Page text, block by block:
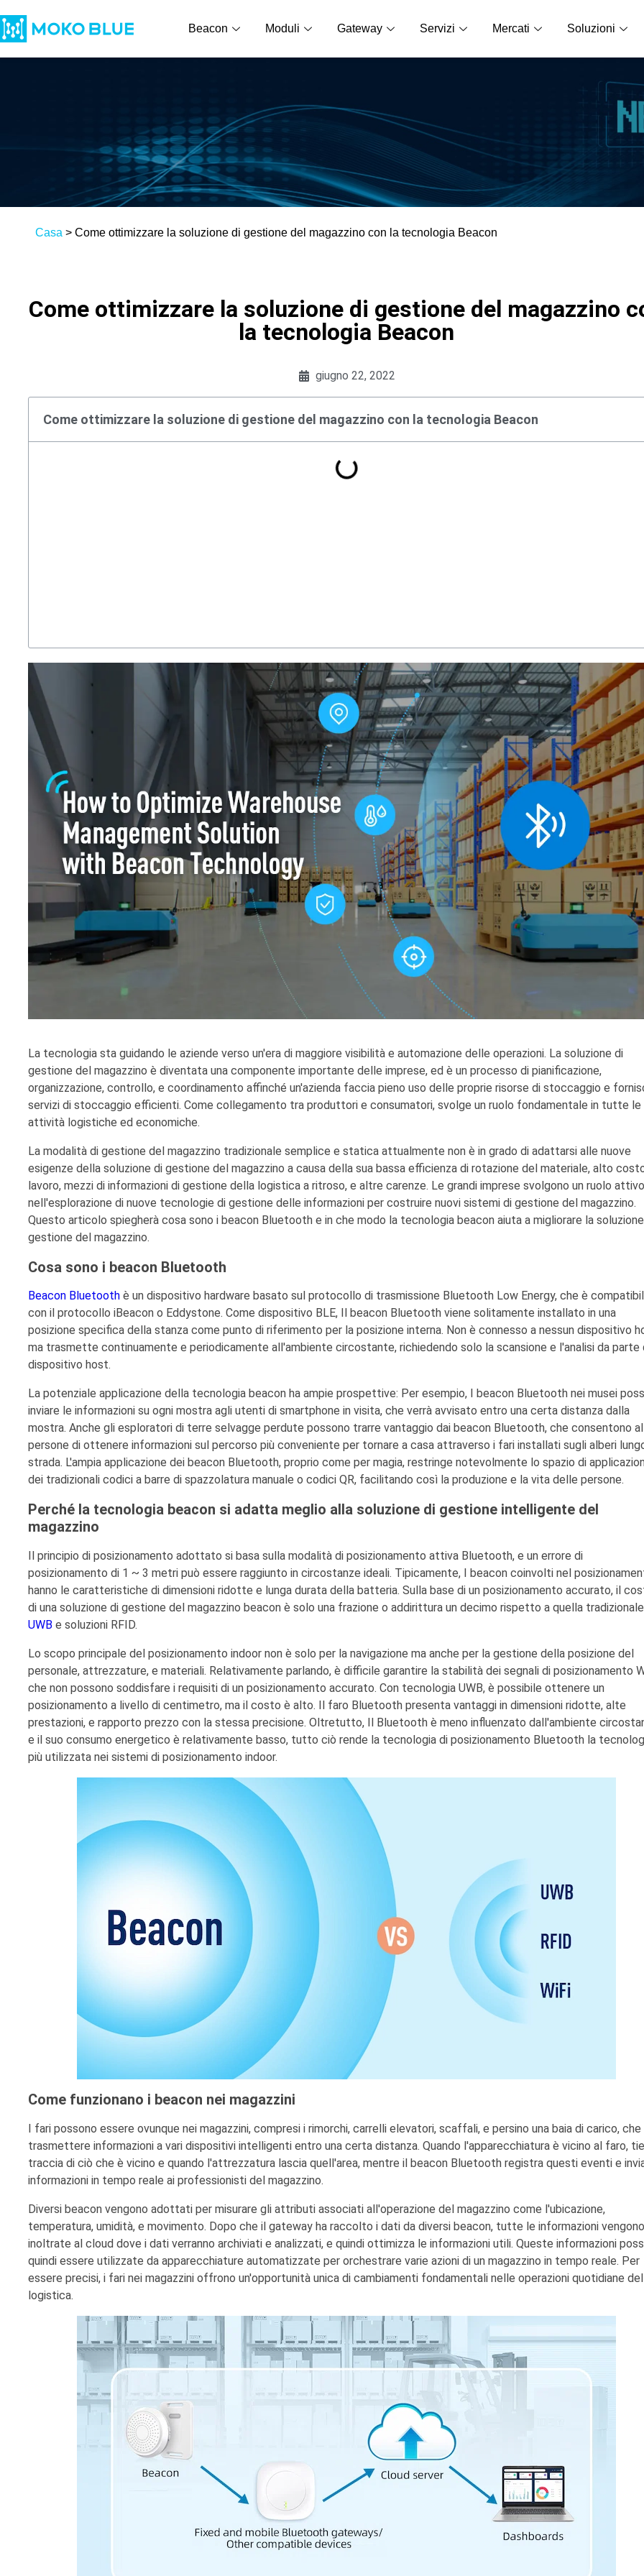
Beacon Moduli Gateway Servizi Mercati Soluzioni
Casa > Come ottimizzare la soluzione di gestione del magazzino con la tecnologia Beacon
Come ottimizzare la soluzione di gestione del magazzino
la tecnologia Beacon
giugno 22, 2022
Come ottimizzare la soluzione di gestione del magazzino con la tecnologia Beacon
La tecnologia sta guidando le aziende verso un'era di maggiore visibilità e automazione delle operazioni. La soluzione di
gestione del magazzino è diventata una componente importante delle imprese, ed è un processo di pianificazione,
organizzazione, controllo, e coordinamento affinché un'azienda faccia pieno uso delle proprie risorse di stoccaggio e
servizi di stoccaggio efficienti. Come collegamento tra produttori e consumatori, svolge un ruolo fondamentale in tutte le
attività logistiche ed economiche.
La modalità di gestione del magazzino tradizionale semplice e statica attualmente non è in grado di adattarsi alle nuove
esigenze della soluzione di gestione del magazzino a causa della sua bassa efficienza di rotazione del materiale, alto
lavoro, mezzi di informazioni di gestione della logistica a ritroso, e altre carenze. Le grandi imprese svolgono un ruolo attivo
nell'esplorazione di nuove tecnologie di gestione delle informazioni per costruire nuovi sistemi di gestione del magazzino.
Questo articolo spiegherà cosa sono i beacon Bluetooth e in che modo la tecnologia beacon aiuta a migliorare la
gestione del magazzino.
Cosa sono i beacon Bluetooth
Beacon Bluetooth è un dispositivo hardware basato sul protocollo di trasmissione Bluetooth Low Energy, che è
con il protocollo iBeacon o Eddystone. Come dispositivo BLE, Il beacon Bluetooth viene solitamente installato in una
posizione specifica della stanza come punto di riferimento per la posizione interna. Non è connesso a nessun dispositivo
ma trasmette continuamente e periodicamente all'ambiente circostante, richiedendo solo la scansione e l'analisi da parte
dispositivo host.
La potenziale applicazione della tecnologia beacon ha ampie prospettive: Per esempio, I beacon Bluetooth nei musei
inviare le informazioni su ogni mostra agli utenti di smartphone in visita, che verrà avvisato entro una certa distanza dalla
mostra. Anche gli esploratori di terre selvagge perdute possono trarre vantaggio dai beacon Bluetooth, che consentono
persone di ottenere informazioni sul percorso più conveniente per tornare a casa attraverso i fari installati sugli alberi
strada. L'ampia applicazione dei beacon Bluetooth, proprio come per magia, restringe notevolmente lo spazio di
dei tradizionali codici a barre di spazzolatura manuale o codici QR, facilitando così la produzione e la vita delle persone.
Perché la tecnologia beacon si adatta meglio alla soluzione di gestione intelligente del
magazzino
Il principio di posizionamento adottato si basa sulla modalità di posizionamento attiva Bluetooth, e un errore di
posizionamento di 1 ~ 3 metri può essere raggiunto in circostanze ideali. Tipicamente, I beacon coinvolti nel
hanno le caratteristiche di dimensioni ridotte e lunga durata della batteria. Sulla base di un posizionamento accurato, il
di una soluzione di gestione del magazzino beacon è solo una frazione o addirittura un decimo rispetto a quella tradizionale
UWB e soluzioni RFID.
Lo scopo principale del posizionamento indoor non è solo per la navigazione ma anche per la gestione della posizione del
personale, attrezzature, e materiali. Relativamente parlando, è difficile garantire la stabilità dei segnali di posizionamento
che non possono soddisfare i requisiti di un posizionamento accurato. Con tecnologia UWB, è possibile ottenere un
posizionamento a livello di centimetro, ma il costo è alto. Il faro Bluetooth presenta vantaggi in dimensioni ridotte, alte
prestazioni, e rapporto prezzo con la stessa precisione. Oltretutto, Il Bluetooth è meno influenzato dall'ambiente
e il suo consumo energetico è relativamente basso, tutto ciò rende la tecnologia di posizionamento Bluetooth la
più utilizzata nei sistemi di posizionamento indoor.
Come funzionano i beacon nei magazzini
I fari possono essere ovunque nei magazzini, compresi i rimorchi, carrelli elevatori, scaffali, e persino una baia di carico, che
trasmettere informazioni a vari dispositivi intelligenti entro una certa distanza. Quando l'apparecchiatura è vicino al faro,
traccia di ciò che è vicino e quando l'attrezzatura lascia quell'area, mentre il beacon Bluetooth registra questi eventi e
informazioni in tempo reale ai professionisti del magazzino.
Diversi beacon vengono adottati per misurare gli attributi associati all'operazione del magazzino come l'ubicazione,
temperatura, umidità, e movimento. Dopo che il gateway ha raccolto i dati da diversi beacon, tutte le informazioni vengono
inoltrate al cloud dove i dati verranno archiviati e analizzati, e quindi ottimizza le informazioni utili. Queste informazioni
quindi essere utilizzate da apparecchiature automatizzate per orchestrare varie azioni di un magazzino in tempo reale. Per
essere precisi, i fari nei magazzini offrono un'opportunità unica di cambiamenti fondamentali nelle operazioni quotidiane
logistica.